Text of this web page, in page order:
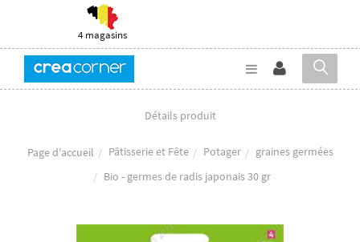
4 magasins
Détails produit
Page d'accueil Pâtisserie et Fête Potager
graines germées
Bio - germes de radis japonais 30 gr